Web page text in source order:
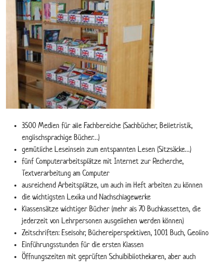
3500 Medien für alle Fachbereiche (Sachbücher, Belletristik,
englischsprachige Bücher…)
gemütliche Leseinseln zum entspannten Lesen (Sitzsäcke…)
fünf Computerarbeitsplätze mit Internet zur Recherche,
Textverarbeitung am Computer
ausreichend Arbeitsplätze, um auch im Heft arbeiten zu können
die wichtigsten Lexika und Nachschlagewerke
Klassensätze wichtiger Bücher (mehr als 70 Buchkassetten, die
jederzeit von Lehrpersonen ausgeliehen werden können)
Zeitschriften: Eselsohr, Büchereiperspektiven, 1001 Buch, Geolino
Einführungsstunden für die ersten Klassen
Öffnungszeiten mit geprüften Schulbibliothekaren, aber auch